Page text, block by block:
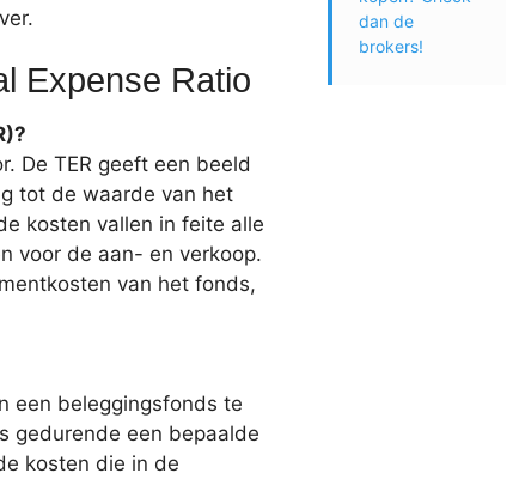
Expense Ratio
De TER geeft een beeld
tot de waarde van het
kosten vallen in feite alle
voor de aan- en verkoop.
van het fonds,
een beleggingsfonds te
gedurende een bepaalde
kosten die in de
dan de
brokers!